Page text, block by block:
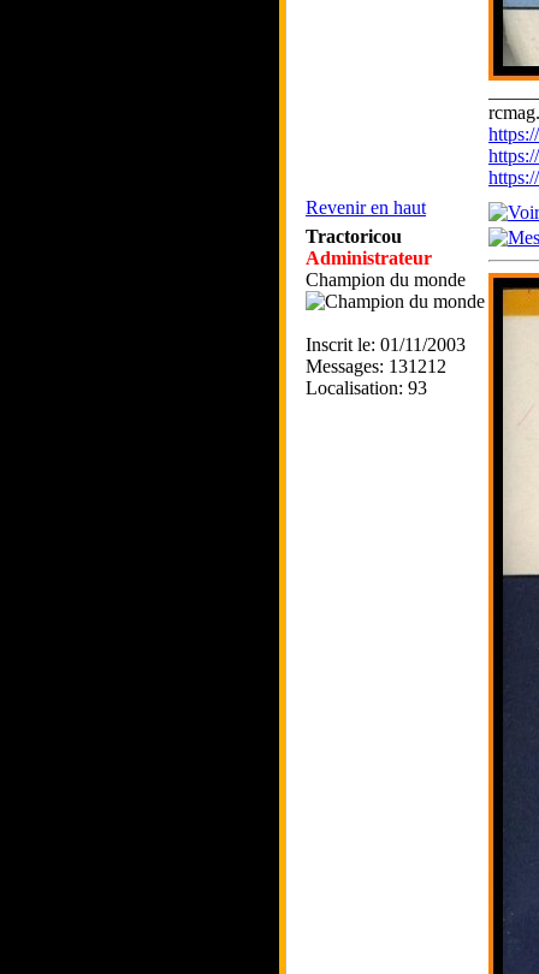
Revenir en haut
Tractoricou
Administrateur
Champion du monde
Inscrit le: 01/11/2003
Messages: 131212
Localisation: 93